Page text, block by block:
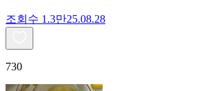
조회수 1.3만25.08.28
730